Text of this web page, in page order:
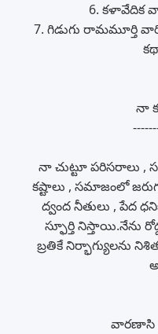
6. కళావేదిక
7. గిడుగు రామమూర్తి
నా
నా చుట్టూ పరిసరాలు ,
కష్టాలు , సమాజంలో
ద్వంద నీతులు , పేద
స్ఫూర్తి నిస్తాయి.‌నేను
బ్రతికే నిర్భాగ్యులను
వారణాసి